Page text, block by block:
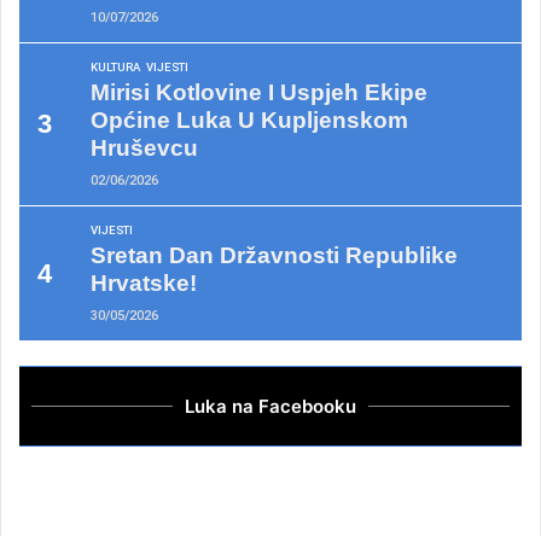
10/07/2026
KULTURA VIJESTI
Mirisi Kotlovine I Uspjeh Ekipe
Općine Luka U Kupljenskom
Hruševcu
02/06/2026
VIJESTI
Sretan Dan Državnosti Republike
Hrvatske!
30/05/2026
Luka na Facebooku